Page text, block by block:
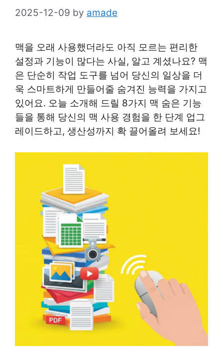
2025-12-09 by amade
맥을 오래 사용했더라도 아직 모르는 편리한
설정과 기능이 많다는 사실, 알고 계셨나요? 맥
은 단순히 작업 도구를 넘어 당신의 일상을 더
욱 스마트하게 만들어줄 숨겨진 능력을 가지고
있어요. 오늘 소개해 드릴 8가지 맥 숨은 기능
들을 통해 당신의 맥 사용 경험을 한 단계 업그
레이드하고, 생산성까지 확 끌어올려 보세요!